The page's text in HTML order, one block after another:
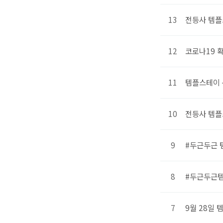
13 전등사 템
12 코로나19
11 템플스테
10 전등사 템
9 #두근두근
8 #두근두근
7 9월 28일